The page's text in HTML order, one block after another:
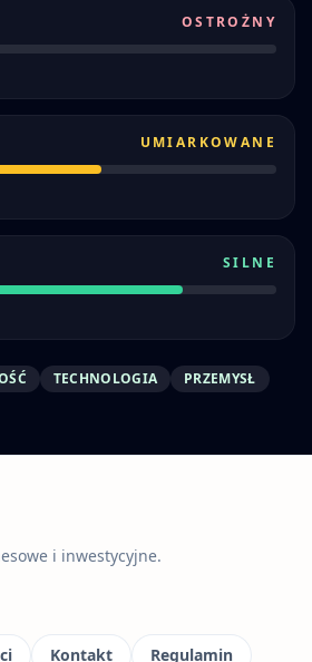
OSTROŻNY
UMIARKOWANE
SILNE
TECHNOLOGIA
PRZEMYSŁ
i inwestycyjne.
Kontakt Regulamin